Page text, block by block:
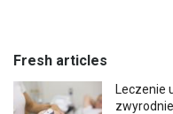
Fresh articles
Leczenie